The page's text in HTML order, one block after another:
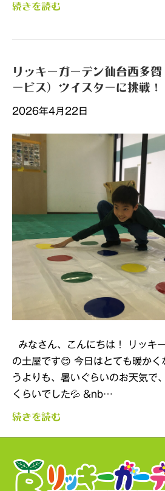
続きを読む
リッキーガーデン仙台西多
ービス）ツイスターに挑戦！
2026年4月22日
みなさん、こんにちは！ リッキ
の土屋です😊 今日はとても暖か
うよりも、暑いぐらいのお天気で
くらいでした💦 &nb…
続きを読む